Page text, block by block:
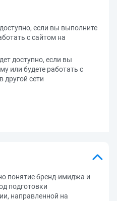
если вы выполните
с сайтом на
доступно, если вы
или будете работать с
другой сети
понятие бренд-имиджа и
подготовки
направленной на